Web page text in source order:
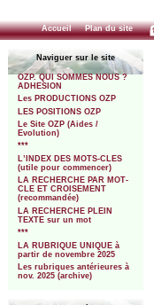
Accueil Plan du site
Naviguer sur le site
OZP. QUI SOMMES NOUS ?
ADHESION
Les PRODUCTIONS OZP
LES POSITIONS OZP
Le Site OZP (Aides /
Evolution)
***
L’INDEX DES MOTS-CLES
(utile pour commencer)
LA RECHERCHE PAR MOT-
CLE ET CROISEMENT
(recommandée)
LA RECHERCHE PLEIN
TEXTE sur un mot
***
LA RUBRIQUE UNIQUE à
partir de novembre 2025
Les rubriques antérieures à
nov. 2025 (archive)